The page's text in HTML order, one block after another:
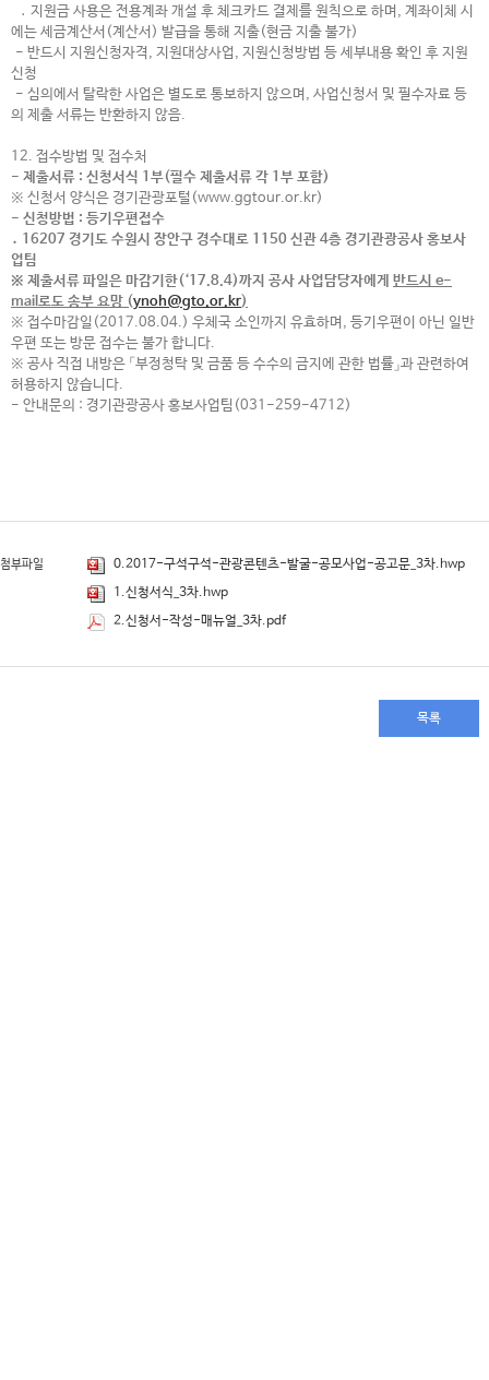
․ 지원금 사용은 전용계좌 개설 후 체크카드 결제를 원칙으로 하며, 계좌이체 시
에는 세금계산서(계산서) 발급을 통해 지출(현금 지출 불가)
- 반드시 지원신청자격, 지원대상사업, 지원신청방법 등 세부내용 확인 후 지원
신청
- 심의에서 탈락한 사업은 별도로 통보하지 않으며, 사업신청서 및 필수자료 등
의 제출 서류는 반환하지 않음.
12. 접수방법 및 접수처
- 제출서류 : 신청서식 1부(필수 제출서류 각 1부 포함)
※ 신청서 양식은 경기관광포털(www.ggtour.or.kr)
- 신청방법 : 등기우편접수
․ 16207 경기도 수원시 장안구 경수대로 1150 신관 4층 경기관광공사 홍보사
업팀
※ 제출서류 파일은 마감기한(‘17.8.4)까지 공사 사업담당자에게 반드시 e-
mail로도 송부 요망 (ynoh@gto.or.kr)
※ 접수마감일(2017.08.04.) 우체국 소인까지 유효하며, 등기우편이 아닌 일반
우편 또는 방문 접수는 불가 합니다.
※ 공사 직접 내방은 「부정청탁 및 금품 등 수수의 금지에 관한 법률」과 관련하여
허용하지 않습니다.
- 안내문의 : 경기관광공사 홍보사업팀(031-259-4712)
첨부파일
0.2017-구석구석-관광콘텐츠-발굴-공모사업-공고문_3차.hwp
1.신청서식_3차.hwp
2.신청서-작성-매뉴얼_3차.pdf
목록